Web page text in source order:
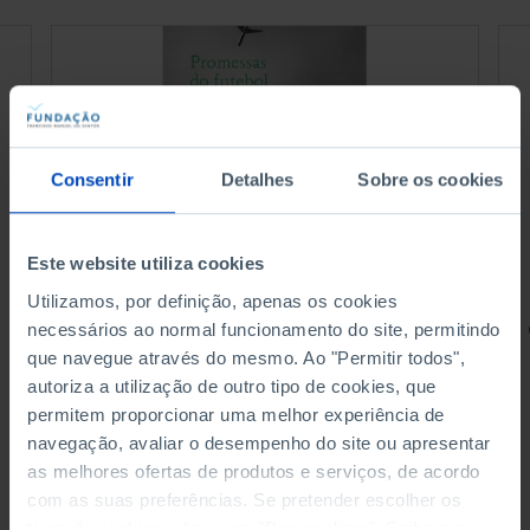
Consentir Detalhes Sobre os cookies
Este website utiliza cookies
Utilizamos, por definição, apenas os cookies
necessários ao normal funcionamento do site, permitindo
que navegue através do mesmo. Ao "Permitir todos",
autoriza a utilização de outro tipo de cookies, que
permitem proporcionar uma melhor experiência de
navegação, avaliar o desempenho do site ou apresentar
as melhores ofertas de produtos e serviços, de acordo
com as suas preferências. Se pretender escolher os
RETRATOS
Promessas do Futebol